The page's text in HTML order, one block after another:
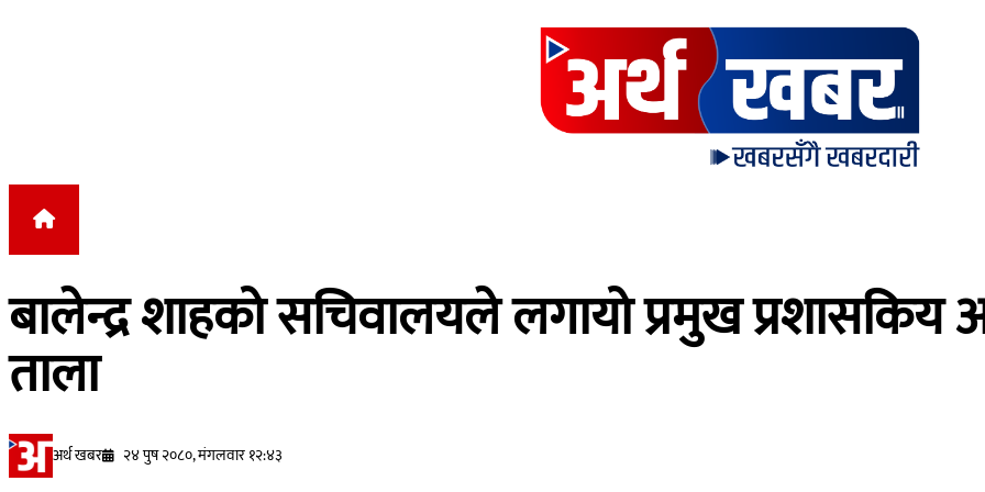
बालेन्द्र शाहको सचिवालयले लगायो प्रमुख प्रशासकिय
ताला
अर्थ खबर २४ पुष २०८०, मंगलवार १२:४३